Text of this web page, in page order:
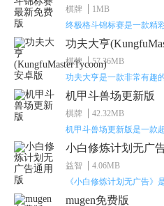
棋牌
1MB
功夫大亨
棋牌
57.36MB
机甲斗兽场更新版
棋牌
42.32MB
小白修炼计划无广
益智
4.06MB
mugen免费版